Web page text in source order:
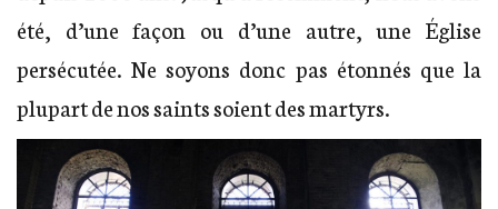
été, d’une façon ou d’une autre, une Église
persécutée. Ne soyons donc pas étonnés que la
plupart de nos saints soient des martyrs.